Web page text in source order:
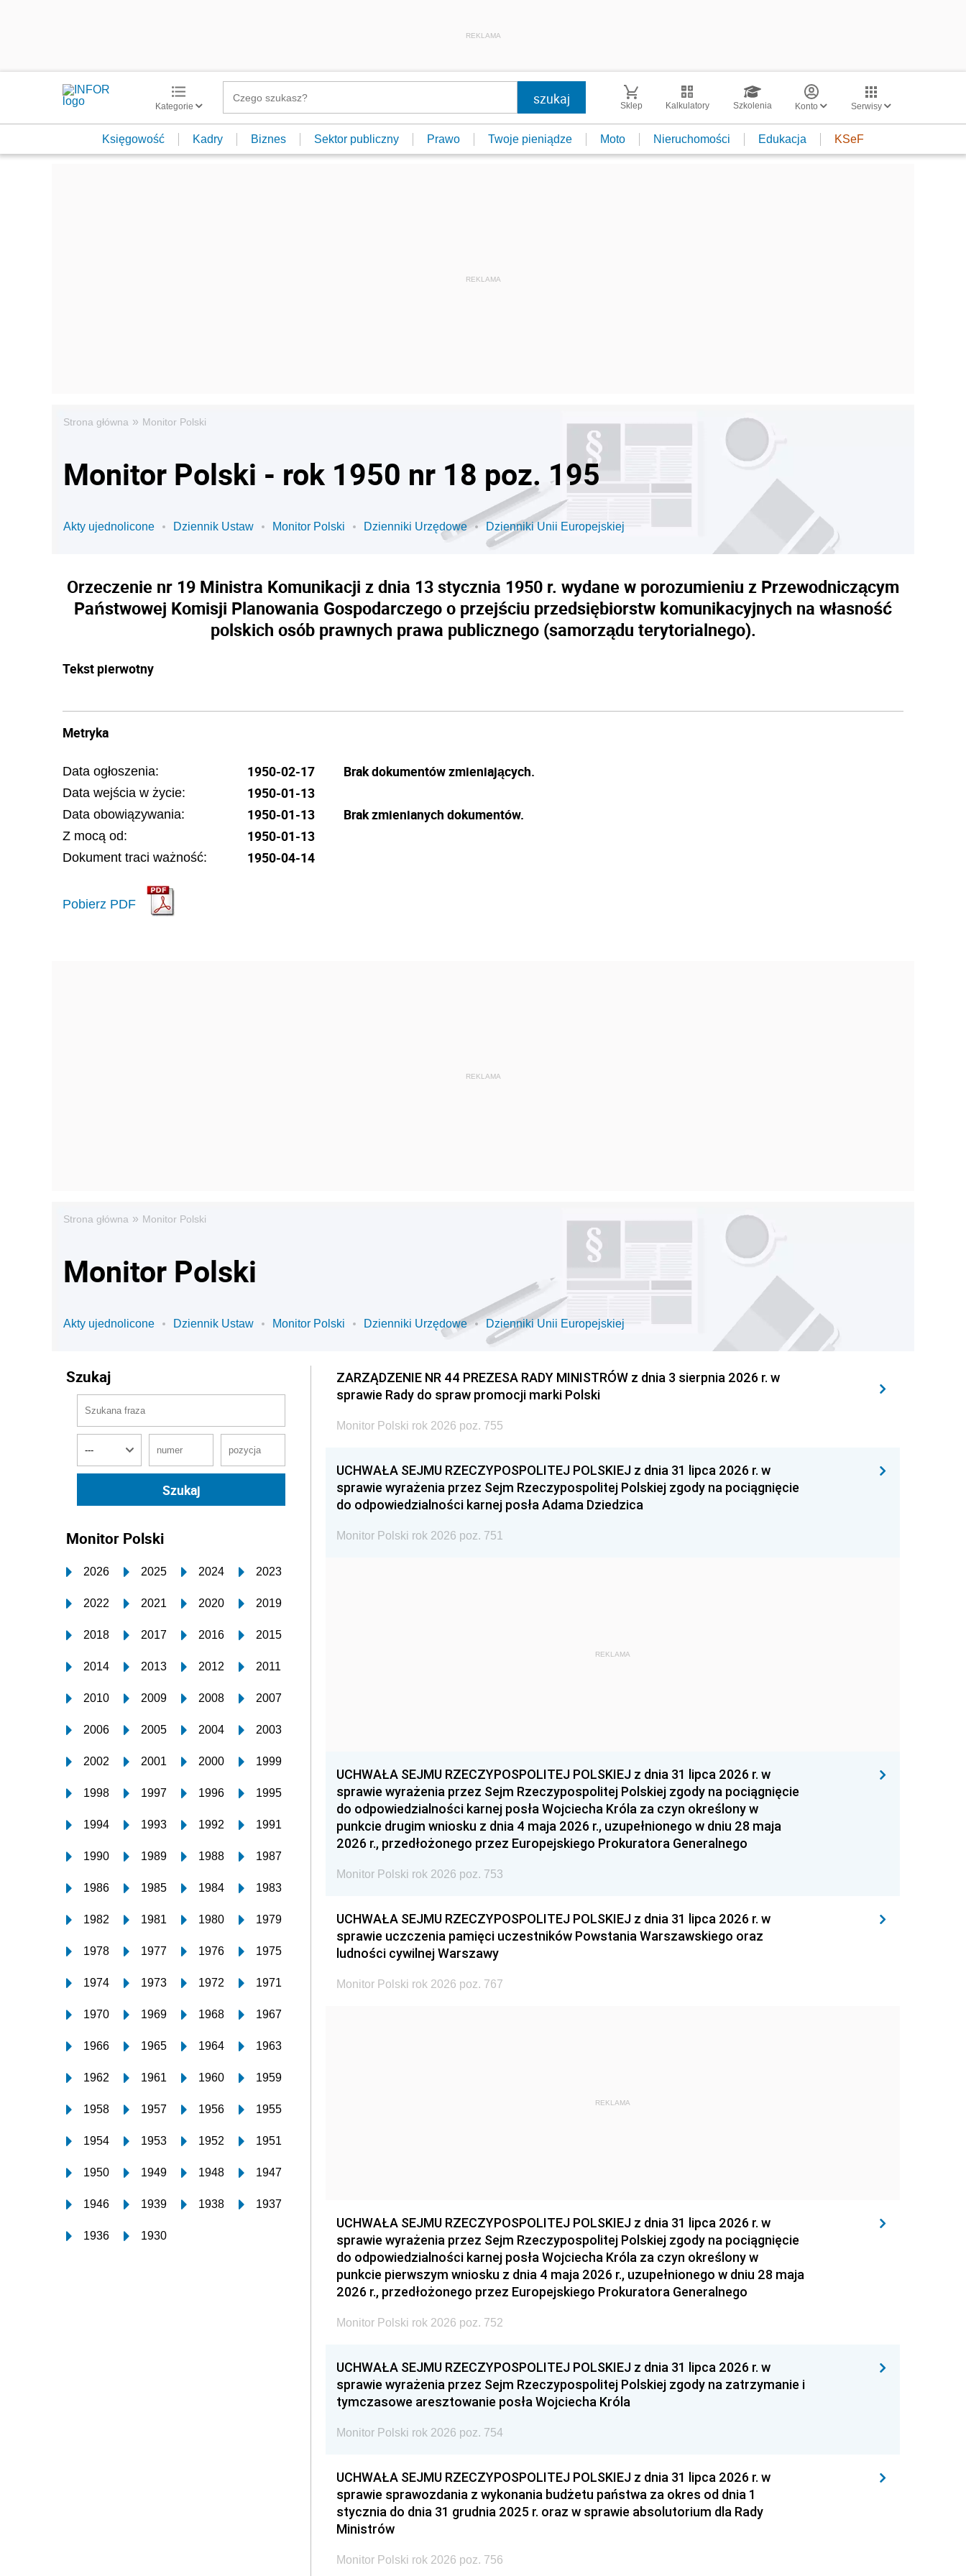
REKLAMA
Kategorie Sklep Kalkulatory Szkolenia Konto Serwisy
Księgowość Kadry Biznes Sektor publiczny Prawo Twoje pieniądze Moto Nieruchomości Edukacja KSeF
Strona główna » Monitor Polski
Monitor Polski - rok 1950 nr 18 poz. 195
Akty ujednolicone Dziennik Ustaw Monitor Polski Dzienniki Urzędowe Dzienniki Unii Europejskiej
Orzeczenie nr 19 Ministra Komunikacji z dnia 13 stycznia 1950 r. wydane w porozumieniu z Przewodniczącym
Państwowej Komisji Planowania Gospodarczego o przejściu przedsiębiorstw komunikacyjnych na własność
polskich osób prawnych prawa publicznego (samorządu terytorialnego).
Tekst pierwotny
Metryka
Data ogłoszenia: 1950-02-17
Data wejścia w życie: 1950-01-13
Data obowiązywania: 1950-01-13
Z mocą od: 1950-01-13
Dokument traci ważność: 1950-04-14
Pobierz PDF
Brak dokumentów zmieniających.
Brak zmienianych dokumentów.
Strona główna » Monitor Polski
Monitor Polski
Akty ujednolicone Dziennik Ustaw Monitor Polski Dzienniki Urzędowe Dzienniki Unii Europejskiej
Szukaj
Monitor Polski
2026 2025 2024 2023
2022 2021 2020 2019
2018 2017 2016 2015
2014 2013 2012 2011
2010 2009 2008 2007
2006 2005 2004 2003
2002 2001 2000 1999
1998 1997 1996 1995
1994 1993 1992 1991
1990 1989 1988 1987
1986 1985 1984 1983
1982 1981 1980 1979
1978 1977 1976 1975
1974 1973 1972 1971
1970 1969 1968 1967
1966 1965 1964 1963
1962 1961 1960 1959
1958 1957 1956 1955
1954 1953 1952 1951
1950 1949 1948 1947
1946 1939 1938 1937
1936 1930
ZARZĄDZENIE NR 44 PREZESA RADY MINISTRÓW z dnia 3 sierpnia 2026 r. w
sprawie Rady do spraw promocji marki Polski
Monitor Polski rok 2026 poz. 755
UCHWAŁA SEJMU RZECZYPOSPOLITEJ POLSKIEJ z dnia 31 lipca 2026 r. w
sprawie wyrażenia przez Sejm Rzeczypospolitej Polskiej zgody na pociągnięcie
do odpowiedzialności karnej posła Adama Dziedzica
Monitor Polski rok 2026 poz. 751
REKLAMA
UCHWAŁA SEJMU RZECZYPOSPOLITEJ POLSKIEJ z dnia 31 lipca 2026 r. w
sprawie wyrażenia przez Sejm Rzeczypospolitej Polskiej zgody na pociągnięcie
do odpowiedzialności karnej posła Wojciecha Króla za czyn określony w
punkcie drugim wniosku z dnia 4 maja 2026 r., uzupełnionego w dniu 28 maja
2026 r., przedłożonego przez Europejskiego Prokuratora Generalnego
Monitor Polski rok 2026 poz. 753
UCHWAŁA SEJMU RZECZYPOSPOLITEJ POLSKIEJ z dnia 31 lipca 2026 r. w
sprawie uczczenia pamięci uczestników Powstania Warszawskiego oraz
ludności cywilnej Warszawy
Monitor Polski rok 2026 poz. 767
REKLAMA
UCHWAŁA SEJMU RZECZYPOSPOLITEJ POLSKIEJ z dnia 31 lipca 2026 r. w
sprawie wyrażenia przez Sejm Rzeczypospolitej Polskiej zgody na pociągnięcie
do odpowiedzialności karnej posła Wojciecha Króla za czyn określony w
punkcie pierwszym wniosku z dnia 4 maja 2026 r., uzupełnionego w dniu 28 maja
2026 r., przedłożonego przez Europejskiego Prokuratora Generalnego
Monitor Polski rok 2026 poz. 752
UCHWAŁA SEJMU RZECZYPOSPOLITEJ POLSKIEJ z dnia 31 lipca 2026 r. w
sprawie wyrażenia przez Sejm Rzeczypospolitej Polskiej zgody na zatrzymanie i
tymczasowe aresztowanie posła Wojciecha Króla
Monitor Polski rok 2026 poz. 754
UCHWAŁA SEJMU RZECZYPOSPOLITEJ POLSKIEJ z dnia 31 lipca 2026 r. w
sprawie sprawozdania z wykonania budżetu państwa za okres od dnia 1
stycznia do dnia 31 grudnia 2025 r. oraz w sprawie absolutorium dla Rady
Ministrów
Monitor Polski rok 2026 poz. 756